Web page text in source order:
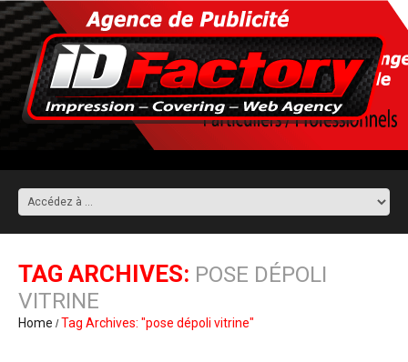
TAG ARCHIVES: POSE DÉPOLI
VITRINE
Home Tag Archives: "pose dépoli vitrine"